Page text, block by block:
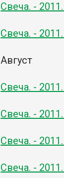
Свеча. -
Свеча. -
Август
Свеча. -
Свеча. -
Свеча. -
Свеча. -